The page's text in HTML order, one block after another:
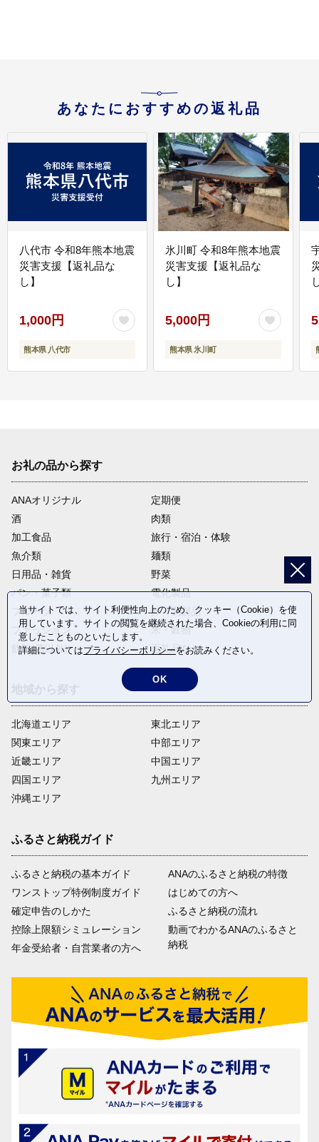
あなたにおすすめの返礼品
八代市 令和8年熊本地震
災害支援【返礼品な
し】
1,000円
熊本県 八代市
氷川町 令和8年熊本地震
災害支援【返礼品な
し】
5,000円
熊本県 氷川町
お礼の品から探す
ANAオリジナル
定期便
酒
肉類
加工食品
旅行・宿泊・体験
魚介類
麺類
日用品・雑貨
野菜
パン・菓子類
電化製品
フルーツ
卵・乳製品
ファッション
米・穀物
飲料(酒以外)
返礼品なし
北海道エリア
関東エリア
近畿エリア
四国エリア
沖縄エリア
東北エリア
中部エリア
中国エリア
九州エリア
ふるさと納税ガイド
ふるさと納税の基本ガイド
ワンストップ特例制度ガイド
確定申告のしかた
控除上限額シミュレーション
年金受給者・自営業者の方へ
ANAのふるさと納税の特徴
はじめての方へ
ふるさと納税の流れ
動画でわかるANAのふるさと
納税
当サイトでは、サイト利便性向上のため、クッキー（Cookie）を使
用しています。サイトの閲覧を継続された場合、Cookieの利用に同
意したことものといたします。
詳細についてはプライバシーポリシーをお読みください。
OK